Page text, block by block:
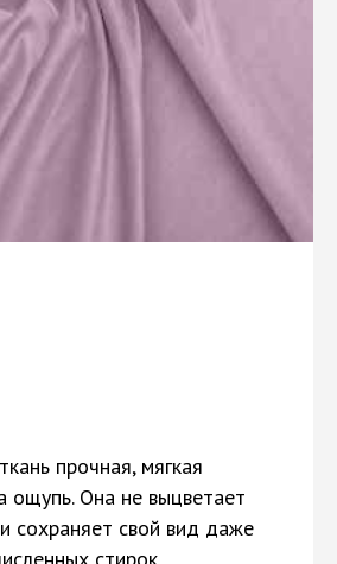
прочная, мягкая
ощупь. Она не выцветает
сохраняет свой вид даже
стирок